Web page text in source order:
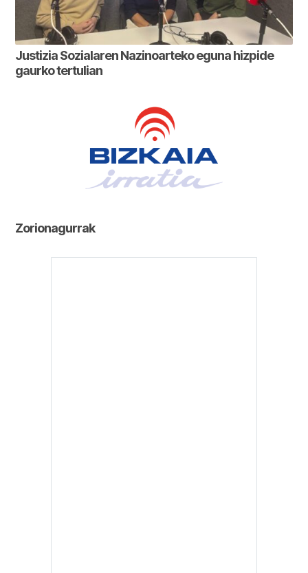
Justizia Sozialaren Nazinoarteko eguna hizpide
gaurko tertulian
Zorionagurrak